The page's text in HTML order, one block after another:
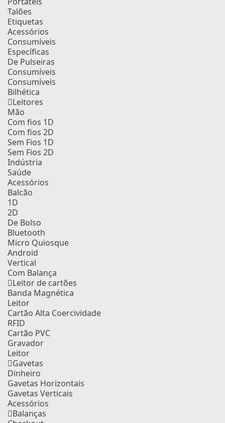
Talões
Etiquetas
Acessórios
Consumíveis
Específicas
De Pulseiras
Consumíveis
Consumíveis
Bilhética
Leitores
Mão
Com fios 1D
Com fios 2D
Sem Fios 1D
Sem Fios 2D
Indústria
Saúde
Acessórios
Balcão
1D
2D
De Bolso
Bluetooth
Micro Quiosque
Android
Vertical
Com Balança
Leitor de cartões
Banda Magnética
Leitor
Cartão Alta Coercividade
RFID
Cartão PVC
Gravador
Leitor
Gavetas
Dinheiro
Gavetas Horizontais
Gavetas Verticais
Acessórios
Balanças